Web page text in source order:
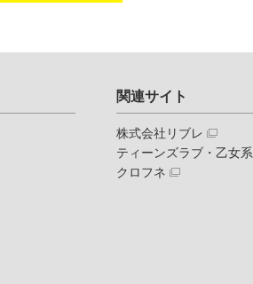
関連サイト
株式会社リブレ
ティーンズラブ・乙女系
クロフネ